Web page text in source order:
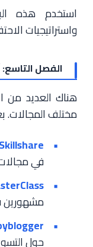
استخدم هذه
واستراتيجيات
الفصل
هناك العديد من
مختلف المجالات.
Skillshare:
في
مشهورين
حول